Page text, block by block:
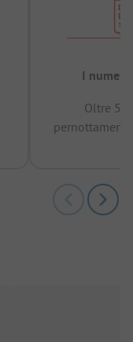
I numeri
Oltre